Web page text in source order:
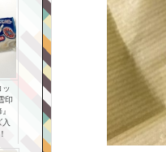
ッ
印